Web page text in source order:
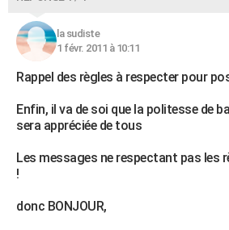
S'inscrire
Se connecter
Lycées
Collèges
Primaires
Universités
Entreprises
Service militaire
Avis de recherche
AVIS DE DÉCÈS
FORUM
Bricolage
Lifestyle
Culture
Sport
Auto
Television
Voyage
Cinema
la sudiste
1 févr. 2011 à 10:11
Rappel des règles à respecter pour
Enfin, il va de soi que la politesse de
sera appréciée de tous
Les messages ne respectant pas les
!
donc BONJOUR,